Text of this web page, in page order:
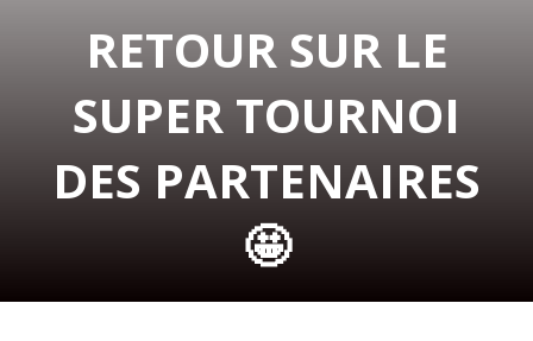
RETOUR SUR LE
SUPER TOURNOI
DES PARTENAIRES
🤩